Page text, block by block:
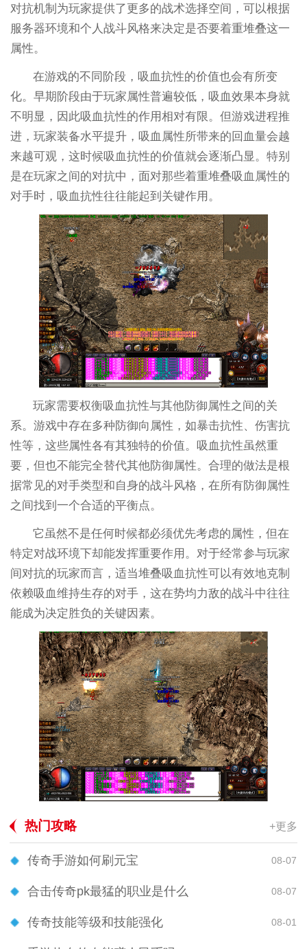
对抗机制为玩家提供了更多的战术选择空间，可以根据
服务器环境和个人战斗风格来决定是否要着重堆叠这一
属性。
在游戏的不同阶段，吸血抗性的价值也会有所变
化。早期阶段由于玩家属性普遍较低，吸血效果本身就
不明显，因此吸血抗性的作用相对有限。但游戏进程推
进，玩家装备水平提升，吸血属性所带来的回血量会越
来越可观，这时候吸血抗性的价值就会逐渐凸显。特别
是在玩家之间的对抗中，面对那些着重堆叠吸血属性的
对手时，吸血抗性往往能起到关键作用。
玩家需要权衡吸血抗性与其他防御属性之间的关
系。游戏中存在多种防御向属性，如暴击抗性、伤害抗
性等，这些属性各有其独特的价值。吸血抗性虽然重
要，但也不能完全替代其他防御属性。合理的做法是根
据常见的对手类型和自身的战斗风格，在所有防御属性
之间找到一个合适的平衡点。
它虽然不是任何时候都必须优先考虑的属性，但在
特定对战环境下却能发挥重要作用。对于经常参与玩家
间对抗的玩家而言，适当堆叠吸血抗性可以有效地克制
依赖吸血维持生存的对手，这在势均力敌的战斗中往往
能成为决定胜负的关键因素。
热门攻略 +更多
传奇手游如何刷元宝 08-07
合击传奇pk最猛的职业是什么 08-07
传奇技能等级和技能强化 08-01